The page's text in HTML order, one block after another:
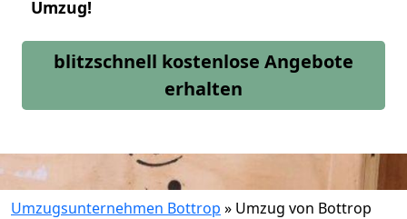
Umzug!
blitzschnell kostenlose Angebote
erhalten
Umzugsunternehmen Bottrop » Umzug von Bottrop